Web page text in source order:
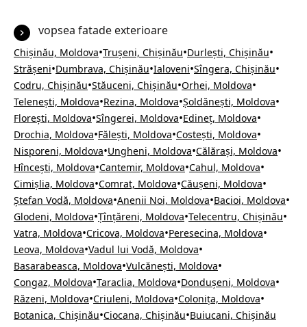
vopsea fatade exterioare
Chișinău, Moldova•Trușeni, Chișinău•Durlești, Chișinău•
Strășeni•Dumbrava, Chișinău•Ialoveni•Sîngera, Chișinău•
Codru, Chișinău•Stăuceni, Chișinău•Orhei, Moldova•
Telenești, Moldova•Rezina, Moldova•Șoldănești, Moldova•
Florești, Moldova•Sîngerei, Moldova•Edineț, Moldova•
Drochia, Moldova•Fălești, Moldova•Costești, Moldova•
Nisporeni, Moldova•Ungheni, Moldova•Călărași, Moldova•
Hîncești, Moldova•Cantemir, Moldova•Cahul, Moldova•
Cimișlia, Moldova•Comrat, Moldova•Căușeni, Moldova•
Ștefan Vodă, Moldova•Anenii Noi, Moldova•Bacioi, Moldova•
Glodeni, Moldova•Țînțăreni, Moldova•Telecentru, Chișinău•
Vatra, Moldova•Cricova, Moldova•Peresecina, Moldova•
Leova, Moldova•Vadul lui Vodă, Moldova•
Basarabeasca, Moldova•Vulcănești, Moldova•
Congaz, Moldova•Taraclia, Moldova•Dondușeni, Moldova•
Răzeni, Moldova•Criuleni, Moldova•Colonița, Moldova•
Botanica, Chișinău•Ciocana, Chișinău•Buiucani, Chișinău